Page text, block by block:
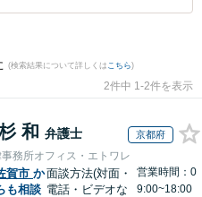
(検索結果について詳しくは こちら)
2件中 1-2件を表示
和 弁護士 京都府
務所オフィス・エトワレ
賀市 か
も相談
面談方法(対面・
電話・ビデオな
営業時間：0
9:00~18:00